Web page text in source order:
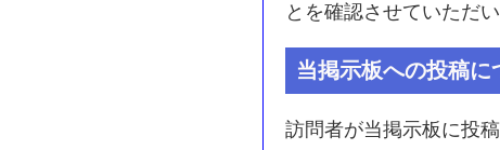
とを確認させていただ
当掲示板への投稿に
訪問者が当掲示板に投